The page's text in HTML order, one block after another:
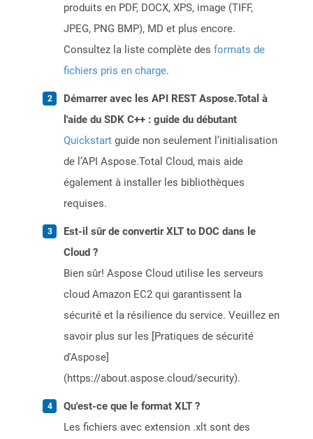
produits en PDF, DOCX, XPS, image (TIFF,
JPEG, PNG BMP), MD et plus encore.
Consultez la liste complète des formats de
fichiers pris en charge.
Démarrer avec les API REST Aspose.Total à
l'aide du SDK C++ : guide du débutant
Quickstart guide non seulement l’initialisation
de l’API Aspose.Total Cloud, mais aide
également à installer les bibliothèques
requises.
Est-il sûr de convertir XLT to DOC dans le
Cloud ?
Bien sûr! Aspose Cloud utilise les serveurs
cloud Amazon EC2 qui garantissent la
sécurité et la résilience du service. Veuillez en
savoir plus sur les [Pratiques de sécurité
d'Aspose]
(https://about.aspose.cloud/security).
Qu'est-ce que le format XLT ?
Les fichiers avec extension .xlt sont des